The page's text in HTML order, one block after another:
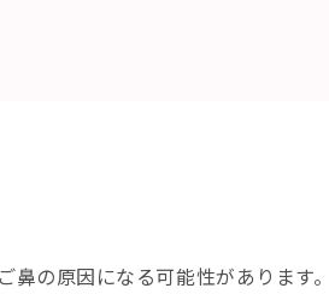
鼻の原因になる可能性がありま